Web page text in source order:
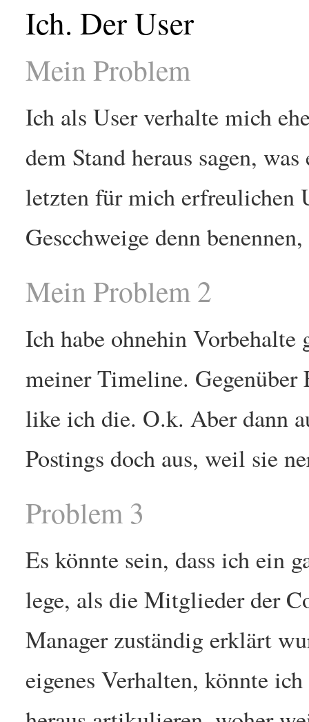
Ich. Der User
Mein Problem
Ich als User verhalte mich
dem Stand heraus sagen,
letzten für mich erfreulichen
Gescchweige denn
Mein Problem 2
Ich habe ohnehin Vorbehalte
meiner Timeline.
like ich die. O.k. Aber dann
Postings doch aus, weil sie
Problem 3
Es könnte sein, dass ich ein
lege, als die Mitglieder der
Manager zuständig erklärt
eigenes Verhalten, könnte